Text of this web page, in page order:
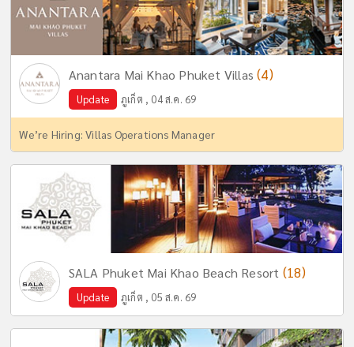
Anantara Mai Khao Phuket Villas(4)
Update ภูเก็ต , 04 ส.ค. 69
We’re Hiring: Villas Operations Manager
SALA Phuket Mai Khao Beach Resort (18)
Update ภูเก็ต , 05 ส.ค. 69